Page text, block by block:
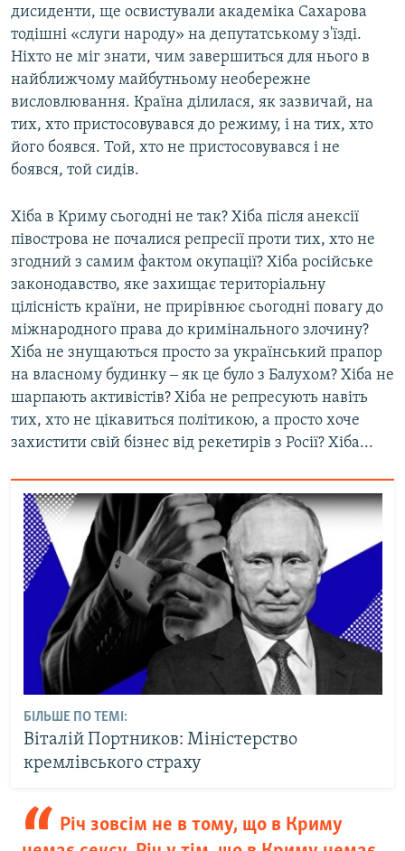
дисиденти, ще освистували академіка Сахарова
тодішні «слуги народу» на депутатському з'їзді.
Ніхто не міг знати, чим завершиться для нього в
найближчому майбутньому необережне
висловлювання. Країна ділилася, як зазвичай, на
тих, хто пристосовувався до режиму, і на тих, хто
його боявся. Той, хто не пристосовувався і не
боявся, той сидів.
Хіба в Криму сьогодні не так? Хіба після анексії
півострова не почалися репресії проти тих, хто не
згодний з самим фактом окупації? Хіба російське
законодавство, яке захищає територіальну
цілісність країни, не прирівнює сьогодні повагу до
міжнародного права до кримінального злочину?
Хіба не знущаються просто за український прапор
на власному будинку ‒ як це було з Балухом? Хіба не
шарпають активістів? Хіба не репресують навіть
тих, хто не цікавиться політикою, а просто хоче
захистити свій бізнес від рекетирів з Росії? Хіба...
БІЛЬШЕ ПО ТЕМІ:
Віталій Портников: Міністерство
кремлівського страху
Річ зовсім не в тому, що в Криму